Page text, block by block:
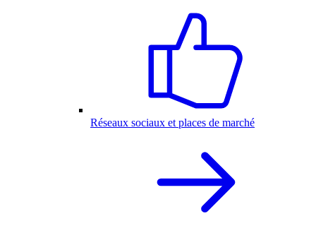
Réseaux sociaux et places de marché